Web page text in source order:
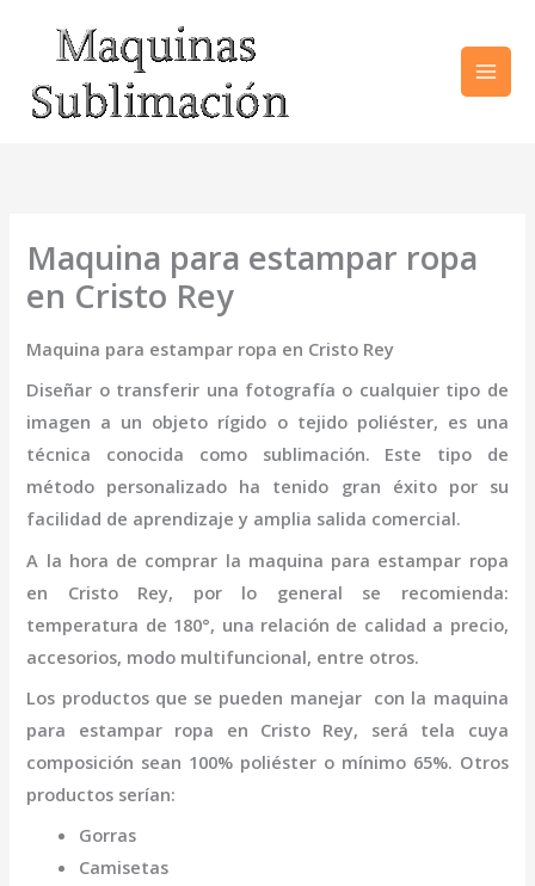
contenido
Maquina para estampar ropa
en Cristo Rey
Maquina para estampar ropa en Cristo Rey
Diseñar o transferir una fotografía o cualquier tipo de
imagen a un objeto rígido o tejido poliéster, es una
técnica conocida como sublimación. Este tipo de
método personalizado ha tenido gran éxito por su
facilidad de aprendizaje y amplia salida comercial.
A la hora de comprar la maquina para estampar ropa
en Cristo Rey, por lo general se recomienda:
temperatura de 180°, una relación de calidad a precio,
accesorios, modo multifuncional, entre otros.
Los productos que se pueden manejar con la maquina
para estampar ropa en Cristo Rey, será tela cuya
composición sean 100% poliéster o mínimo 65%. Otros
productos serían:
Gorras
Camisetas